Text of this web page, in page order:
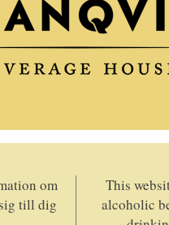
OCH
om
till dig
This
alcoholic